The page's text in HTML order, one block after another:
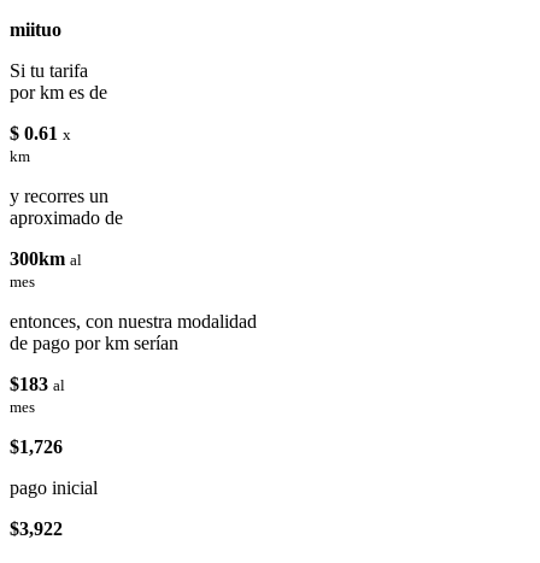
miituo
Si tu tarifa
por km es de
$ 0.61 x
km
y recorres un
aproximado de
300km al
mes
entonces, con nuestra modalidad
de pago por km serían
$183 al
mes
$1,726
pago inicial
$3,922